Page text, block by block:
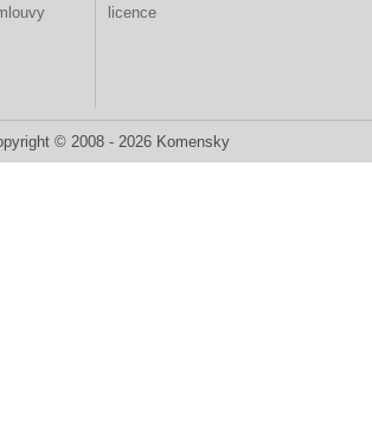
licence
© 2008 - 2026 Komensky